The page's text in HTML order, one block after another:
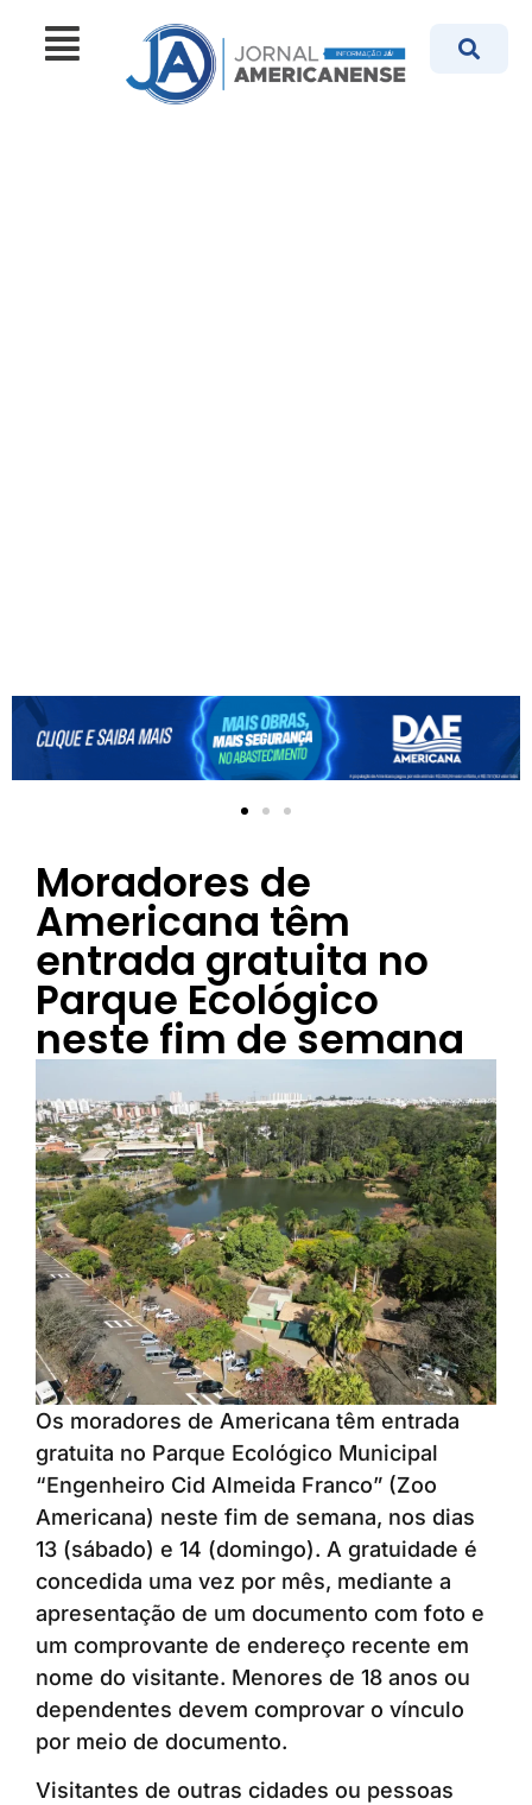
Moradores de
Americana têm
entrada gratuita no
Parque Ecológico
neste fim de semana
Os moradores de Americana têm entrada
gratuita no Parque Ecológico Municipal
“Engenheiro Cid Almeida Franco” (Zoo
Americana) neste fim de semana, nos dias
13 (sábado) e 14 (domingo). A gratuidade é
concedida uma vez por mês, mediante a
apresentação de um documento com foto e
um comprovante de endereço recente em
nome do visitante. Menores de 18 anos ou
dependentes devem comprovar o vínculo
por meio de documento.
Visitantes de outras cidades ou pessoas